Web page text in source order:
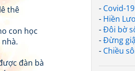
- Covid-19
- Hiền
-Đôi bờ
-Đừng
- Chiều
thê
con học
đàn bà